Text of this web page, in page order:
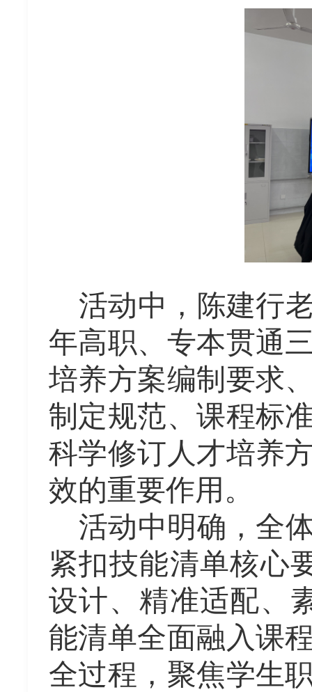
活动中，陈建行
年高职、专本贯通
培养方案编制要求
制定规范、课程标
科学修订人才培养
效的重要作用。
活动中明确，全
紧扣技能清单核心
设计、精准适配、
能清单全面融入课
全过程，聚焦学生